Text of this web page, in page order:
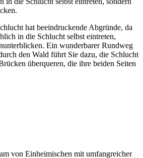
hat beeindruckende Abgründe, da
in die Schlucht selbst eintreten,
Ein wunderbarer Rundweg
den Wald führt Sie dazu, die Schlucht
überqueren, die ihre beiden Seiten
von Einheimischen mit umfangreicher